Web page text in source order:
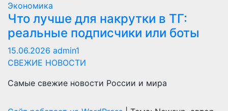
Экономика
Что лучше для накрутки в ТГ:
реальные подписчики или боты
15.06.2026 admin1
СВЕЖИЕ НОВОСТИ
Самые свежие новости России и мира